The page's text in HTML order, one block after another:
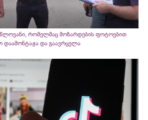
რომელმაც მოზარდების ფოტოებით
და გაავრცელა